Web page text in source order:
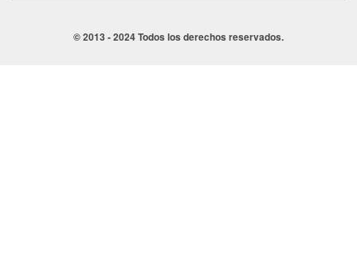
© 2013 - 2024 Todos los derechos reservados.